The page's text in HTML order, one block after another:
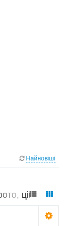
Найновіші
ціни